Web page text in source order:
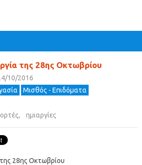
της 28ης Οκτωβρίου
10/2016
Μισθός - Επιδόματα
, ημιαργίες
28ης Οκτωβρίου